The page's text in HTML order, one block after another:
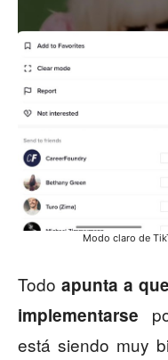
Modo claro de
Todo apunta a
implementarse
está siendo muy